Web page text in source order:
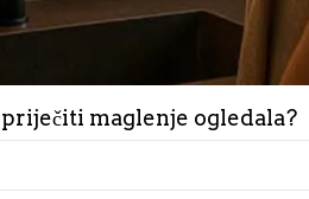
maglenje ogledala?